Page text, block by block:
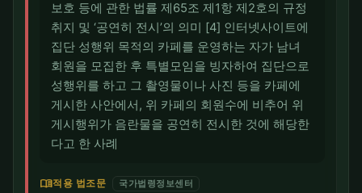
보호 등에 관한 법률 제65조 제1항 제2호의 규정
취지 및 ‘공연히 전시’의 의미 [4] 인터넷사이트에
집단 성행위 목적의 카페를 운영하는 자가 남녀
회원을 모집한 후 특별모임을 빙자하여 집단으로
성행위를 하고 그 촬영물이나 사진 등을 카페에
게시한 사안에서, 위 카페의 회원수에 비추어 위
게시행위가 음란물을 공연히 전시한 것에 해당한
다고 한 사례
menu_book적용 법조문 국가법령정보센터